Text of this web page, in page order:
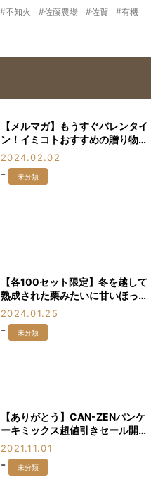
不知火 佐藤農場 佐賀
有機
【メルマガ】もうすぐバレンタイ
ン！イミコトおすすめの贈り物3
選
2024.02.02
- 未分類
【各100セット限定】冬を越して
熟成された栗みたいに甘いほっく
ほくの「越冬熟成じゃがいも」を
食べなきゃ損♪
2024.01.25
- 未分類
【ありがとう】CAN-ZENパンケ
ーキミックス超値引きセール開
催！！！
2021.11.01
- 未分類